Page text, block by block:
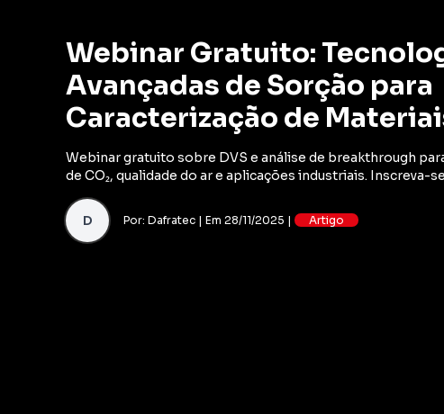
Webinar Gratuito:
Avançadas de Sorção para
Caracterização de
Webinar gratuito sobre DVS e análise de breakthrough
de CO₂, qualidade do ar e aplicações industriais. Inscreva-
D Por: Dafratec | Em 28/11/2025 | Artigo